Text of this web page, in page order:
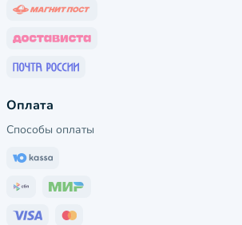
Оплата
Способы оплаты